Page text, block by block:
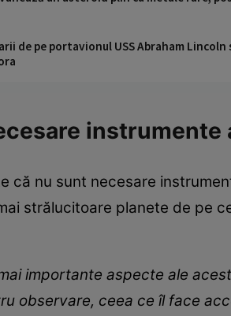
de pe portavionul USS Abraham
că nu sunt necesare
strălucitoare planete de pe
importante aspecte ale
observare, ceea ce îl face